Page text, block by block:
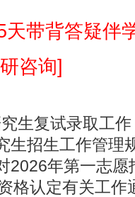
天带背答疑伴
咨询]
生复试录取工
生招生工作管理
2026年第一志
格认定有关工作